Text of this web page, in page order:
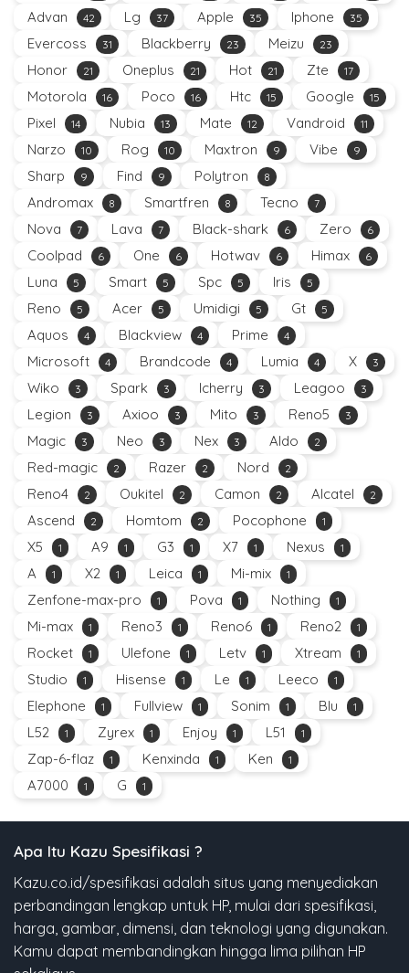
Advan 42 Lg 37 Apple 35 Iphone 35
Evercoss 31 Blackberry 23 Meizu 23
Honor 21 Oneplus 21 Hot 21 Zte 17
Motorola 16 Poco 16 Htc 15 Google 15
Pixel 14 Nubia 13 Mate 12 Vandroid 11
Narzo 10 Rog 10 Maxtron 9 Vibe 9
Sharp 9 Find 9 Polytron 8
Andromax 8 Smartfren 8 Tecno 7
Nova 7 Lava 7 Black-shark 6 Zero 6
Coolpad 6 One 6 Hotwav 6 Himax 6
Luna 5 Smart 5 Spc 5 Iris 5
Reno 5 Acer 5 Umidigi 5 Gt 5
Aquos 4 Blackview 4 Prime 4
Microsoft 4 Brandcode 4 Lumia 4 X 3
Wiko 3 Spark 3 Icherry 3 Leagoo 3
Legion 3 Axioo 3 Mito 3 Reno5 3
Magic 3 Neo 3 Nex 3 Aldo 2
Red-magic 2 Razer 2 Nord 2
Reno4 2 Oukitel 2 Camon 2 Alcatel 2
Ascend 2 Homtom 2 Pocophone 1
X5 1 A9 1 G3 1 X7 1 Nexus 1
A 1 X2 1 Leica 1 Mi-mix 1
Zenfone-max-pro 1 Pova 1 Nothing 1
Mi-max 1 Reno3 1 Reno6 1 Reno2 1
Rocket 1 Ulefone 1 Letv 1 Xtream 1
Studio 1 Hisense 1 Le 1 Leeco 1
Elephone 1 Fullview 1 Sonim 1 Blu 1
L52 1 Zyrex 1 Enjoy 1 L51 1
Zap-6-flaz 1 Kenxinda 1 Ken 1
A7000 1 G 1
Apa Itu Kazu Spesifikasi ?
Kazu.co.id/spesifikasi adalah situs yang menyediakan
perbandingan lengkap untuk HP, mulai dari spesifikasi,
harga, gambar, dimensi, dan teknologi yang digunakan.
Kamu dapat membandingkan hingga lima pilihan HP